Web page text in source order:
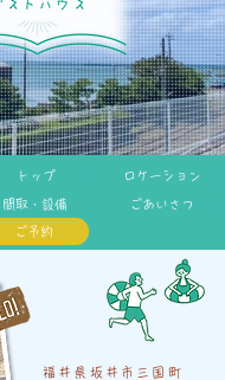
トップ
間取・設備
ご予約
ロケーション
ごあいさつ
福井県坂井市三国町